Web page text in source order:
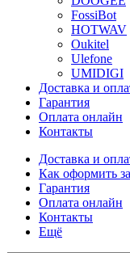
FossiBot
HOTWAV
Oukitel
Ulefone
UMIDIGI
Доставка и
Гарантия
Оплата онлайн
Контакты
Доставка и
Как оформить
Гарантия
Оплата онлайн
Контакты
Ещё